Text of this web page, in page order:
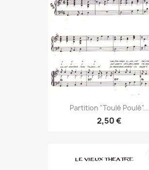
Partition "Toulé Poulé"...
2,50 €